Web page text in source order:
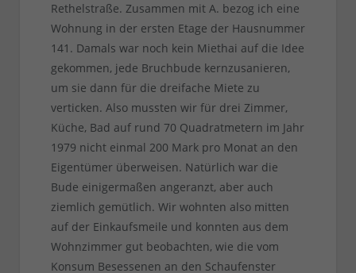
Rethelstraße. Zusammen mit A. bezog ich eine
Wohnung in der ersten Etage der Hausnummer
141. Damals war noch kein Miethai auf die Idee
gekommen, jede Bruchbude kernzusanieren,
um sie dann für die dreifache Miete zu
verticken. Also mussten wir für drei Zimmer,
Küche, Bad auf rund 70 Quadratmetern im Jahr
1979 nicht einmal 200 Mark pro Monat an den
Eigentümer überweisen. Natürlich war die
Bude einigermaßen angeranzt, aber auch
ziemlich gemütlich. Wir wohnten also mitten
auf der Einkaufsmeile und konnten aus dem
Wohnzimmer gut beobachten, wie die vom
Konsum Besessenen an den Schaufenster